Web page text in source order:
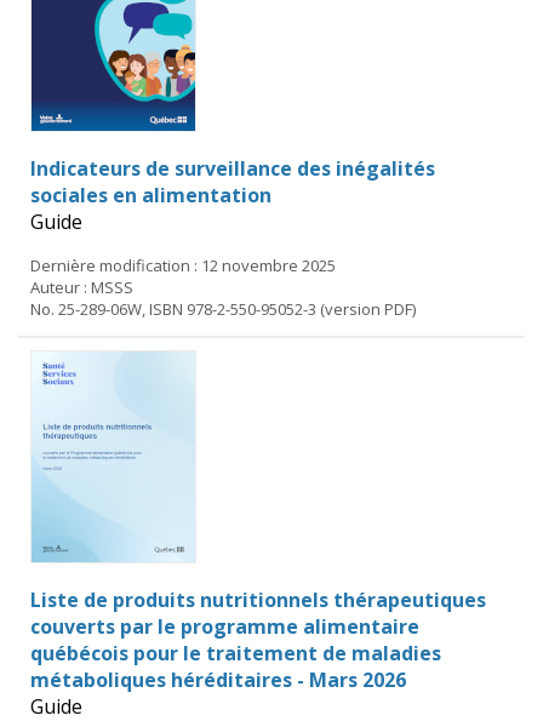
Indicateurs de surveillance des inégalités
sociales en alimentation
Guide
Dernière modification : 12 novembre 2025
Auteur : MSSS
No. 25-289-06W, ISBN 978-2-550-95052-3 (version PDF)
Liste de produits nutritionnels thérapeutiques
couverts par le programme alimentaire
québécois pour le traitement de maladies
métaboliques héréditaires - Mars 2026
Guide